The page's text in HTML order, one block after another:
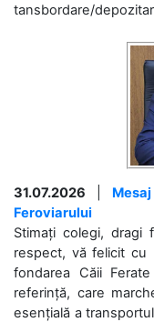
tansbordare/
31.07.2026
Feroviarului
Stimați colegi, dragi
respect, vă felicit cu
fondarea Căii
referință, care
esențială a